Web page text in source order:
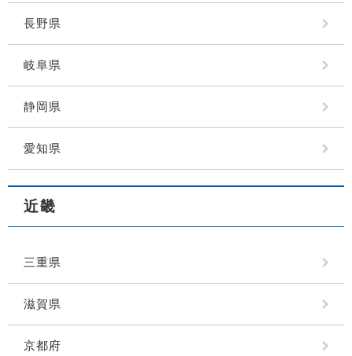
長野県
岐阜県
静岡県
愛知県
近畿
三重県
滋賀県
京都府